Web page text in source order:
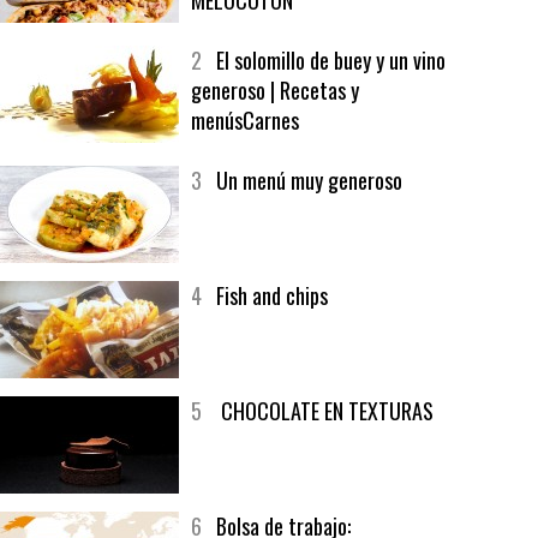
SOFRITO DE TOMATE AL CAFÉ Y
MELOCOTÓN
generoso | Recetas y